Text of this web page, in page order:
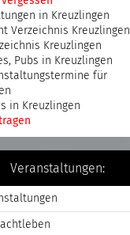
in Kreuzlingen
Verzeichnis Kreuzlingen
Kreuzlingen
Pubs in Kreuzlingen
für
in Kreuzlingen
Veranstaltungen: